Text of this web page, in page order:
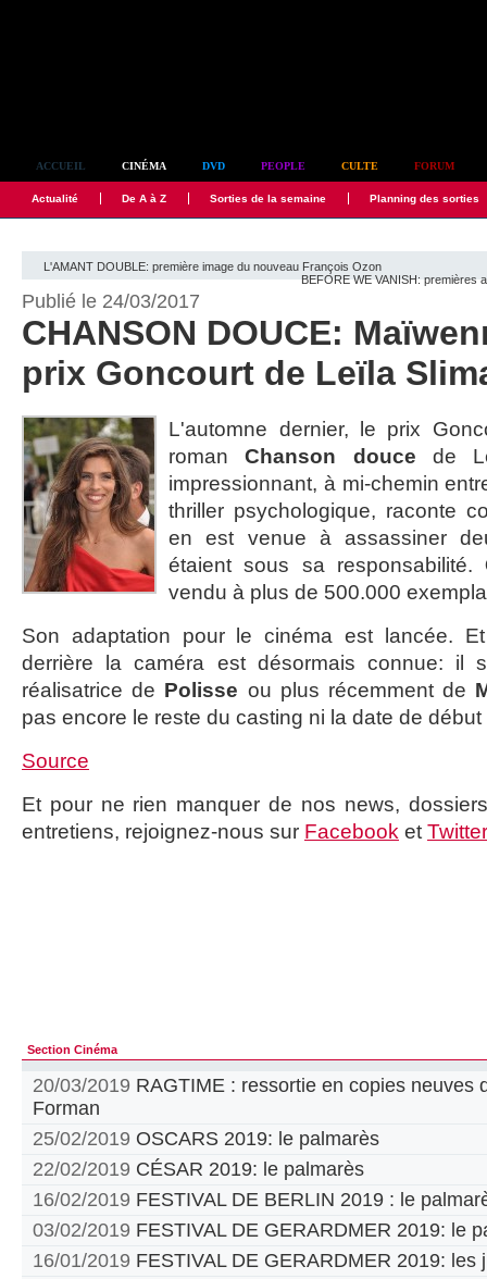
ACCUEIL CINÉMA DVD PEOPLE CULTE FORUM
Actualité De A à Z Sorties de la semaine Planning des sorties
L'AMANT DOUBLE: première image du nouveau François Ozon
BEFORE WE VANISH: premières
Publié le 24/03/2017
CHANSON DOUCE:
prix Goncourt de Leïla
L'automne dernier, le prix
romanChanson douce de
impressionnant, à mi-chemin
thriller psychologique, raconte
en est venue à assassiner
étaient sous sa responsabilité.
vendu à plus de 500.000
Son adaptation pour le cinéma est lancée.
derrière la caméra est désormais connue: il
réalisatrice de Polisse ou plus récemment de
pas encore le reste du casting ni la date de
Source
Et pour ne rien manquer de nos news,
entretiens, rejoignez-nous sur Facebook et Twitter
Section Cinéma
20/03/2019 RAGTIME : ressortie en copies neuves
Forman
25/02/2019 OSCARS 2019: le palmarès
22/02/2019 CÉSAR 2019: le palmarès
16/02/2019 FESTIVAL DE BERLIN 2019 : le
03/02/2019 FESTIVAL DE GERARDMER 2019: le
16/01/2019 FESTIVAL DE GERARDMER 2019: les